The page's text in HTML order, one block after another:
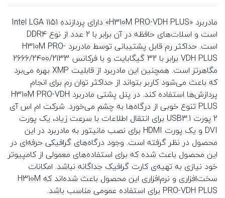
مادربرد «H310M PRO-VDH PLUS» دارای پردازنده Intel LGA 1151
است و اسلات‌های حافظه در آن برابر با 2 عدد از نوع DDR4
است. حداکثر رم قابل پشتیبانی توسط مادربرد H310M PRO-
VDH PLUS برابر با 32 گیگابایت و با فرکانس 2666/2400/2133
مگاهرتز است. همچنین این مادربرد از قابلیت XMP بهره می‌برد
که باعث می‌شود کاربر بتواند از حداکثر توان رم برای انجام
پردازش‌ها استفاده کند. در پنل پشتی مادربرد H310M PRO-VDH
PLUS تنوع خوبی از درگاه‌ها به چشم می‌خورد. شرکت ام اس آی
2 پورت USB3.1 برای انتقال اطلاعات با سرعت زیاد، یک پورت
DVI و یک پورت HDMI برای نصب مانیتور به مادربرد در این
محصول در نظر گرفته است. وجود درگاه‌های گرافیکی حرفه‌ای در
این محصول باعث شده که برای استفاده‌های معمولی از کامپیوتر
خود نیازی به تهیه‌ی کارت گرافیک جداگانه نباشد. امکانات
سخت‌افزاری و نرم‌افزاری این محصول باعث شده‌اند که H310M
PRO-VDH PLUS برای استفاده عمومی مناسب باشد.